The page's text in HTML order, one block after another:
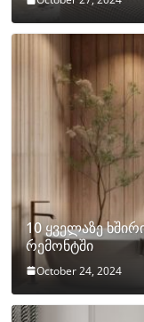
10 ყველაზე
რემონტში
October 24, 2024